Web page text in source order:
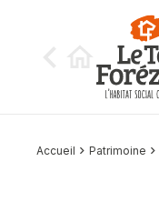
Accueil Patrimoine